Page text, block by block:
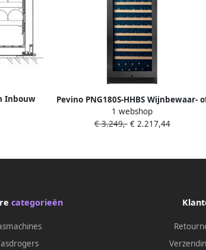
Inbouw
Nismaat
Pevino PNG180S-HHBS Wijnbewaar-
Serveerkast 1 Zone 159 Fl.- Black Steel
Deurslot Temperatuuralarm
1 webshop
€ 3.249,-€ 2.217,44
categorieën